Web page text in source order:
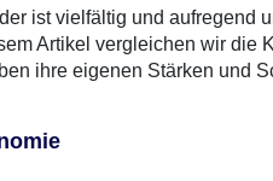
ist vielfältig und
Artikel vergleichen wir
ihre eigenen Stärken und